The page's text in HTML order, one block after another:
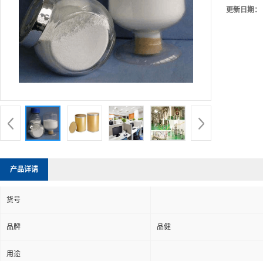
更新日期：
产品详请
货号
品牌 品健
用途